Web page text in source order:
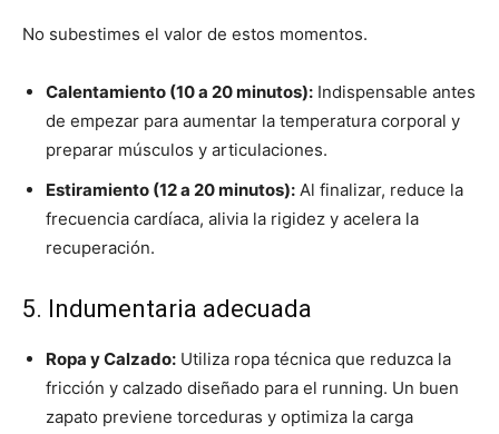
No subestimes el valor de estos momentos.
Calentamiento (10 a 20 minutos): Indispensable antes
de empezar para aumentar la temperatura corporal y
preparar músculos y articulaciones.
Estiramiento (12 a 20 minutos): Al finalizar, reduce la
frecuencia cardíaca, alivia la rigidez y acelera la
recuperación.
5. Indumentaria adecuada
Ropa y Calzado: Utiliza ropa técnica que reduzca la
fricción y calzado diseñado para el running. Un buen
zapato previene torceduras y optimiza la carga